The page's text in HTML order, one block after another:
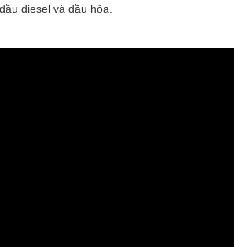
diesel và dầu hỏa.